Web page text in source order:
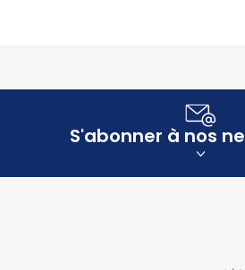
S'abonner à nos